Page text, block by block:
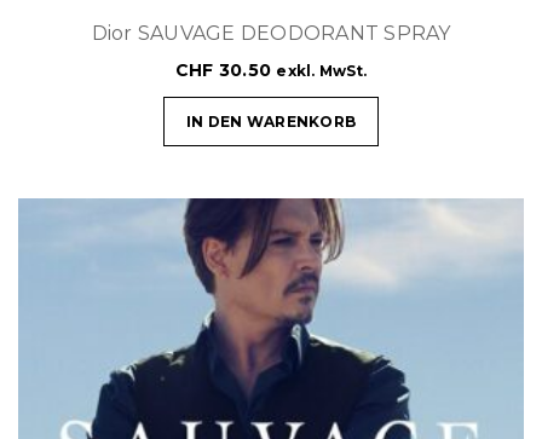
Dior SAUVAGE DEODORANT SPRAY
CHF 30.50 exkl. MwSt.
IN DEN WARENKORB